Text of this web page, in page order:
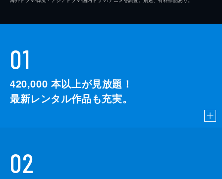
01
420,000 本以上が見放題！
最新レンタル作品も充実。
02